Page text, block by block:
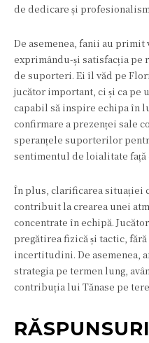
de dedicare și
De asemenea, fanii au primit
exprimându-și satisfacția pe
de suporteri. Ei îl văd pe
jucător important, ci și ca
capabil să inspire echipa în
confirmare a prezenței sale
speranțele suporterilor
sentimentul de loialitate față
În plus, clarificarea situației
contribuit la crearea unei
concentrate în echipă.
pregătirea fizică și tactic,
incertitudini. De asemenea,
strategia pe termen lung,
contribuția lui Tănase pe